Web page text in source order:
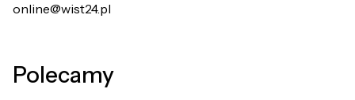
online@wist24.pl
Polecamy